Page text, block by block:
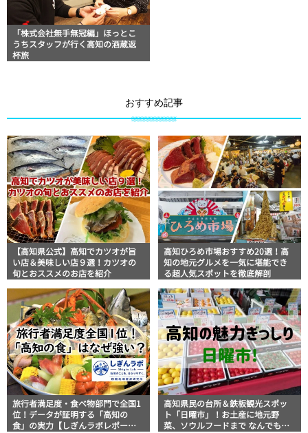
「株式会社無手無冠編」ほっとこ
うちスタッフが行く高知の酒蔵返
杯旅
おすすめ記事
【高知県公式】高知でカツオが旨
い店＆美味しい店９選！カツオの
旬とおススメのお店を紹介
高知ひろめ市場おすすめ20選！高
知の地元グルメを一気に堪能でき
る超人気スポットを徹底解剖
旅行者満足度・食べ物部門で全国1
位！データが証明する「高知の
食」の実力【しぎんラボレポー
高知県民の台所＆鉄板観光スポッ
ト「日曜市」！お土産に地元野
菜、ソウルフードまで なんでもそ